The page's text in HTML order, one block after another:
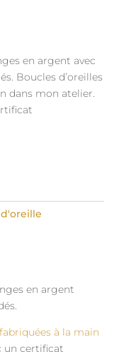
en argent avec
Boucles d’oreilles
dans mon atelier.
en argent
fabriquées à la main
un certificat